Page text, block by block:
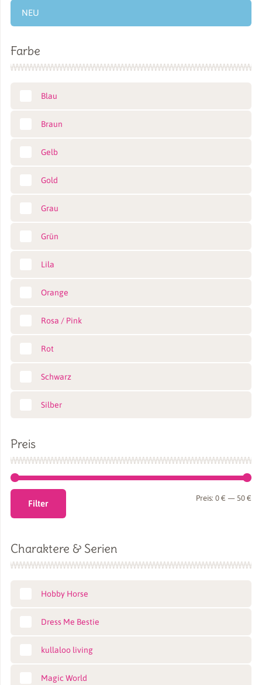
NEU
Farbe
Blau
Braun
Gelb
Gold
Grau
Grün
Lila
Orange
Rosa / Pink
Rot
Schwarz
Silber
Preis
Filter
Preis:0 € — 50 €
Charaktere & Serien
Hobby Horse
Dress Me Bestie
kullaloo living
Magic World